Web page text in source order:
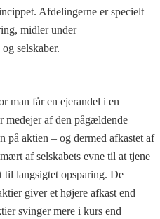
Afdelingerne er specielt
midler under
selskaber.
man får en ejerandel i en
medejer af den pågældende
aktien – og dermed afkastet af
af selskabets evne til at tjene
til langsigtet opsparing. De
giver et højere afkast end
svinger mere i kurs end